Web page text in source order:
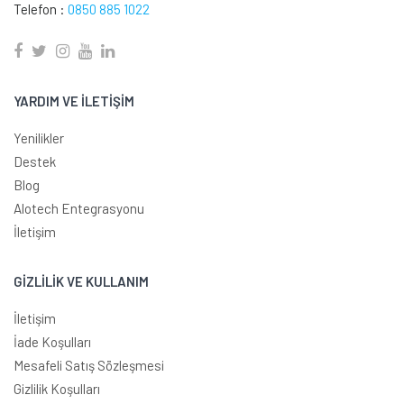
Telefon : 0850 885 1022
YARDIM VE İLETİŞİM
Yenilikler
Destek
Blog
Alotech Entegrasyonu
İletişim
GİZLİLİK VE KULLANIM
İletişim
İade Koşulları
Mesafeli Satış Sözleşmesi
Gizlilik Koşulları